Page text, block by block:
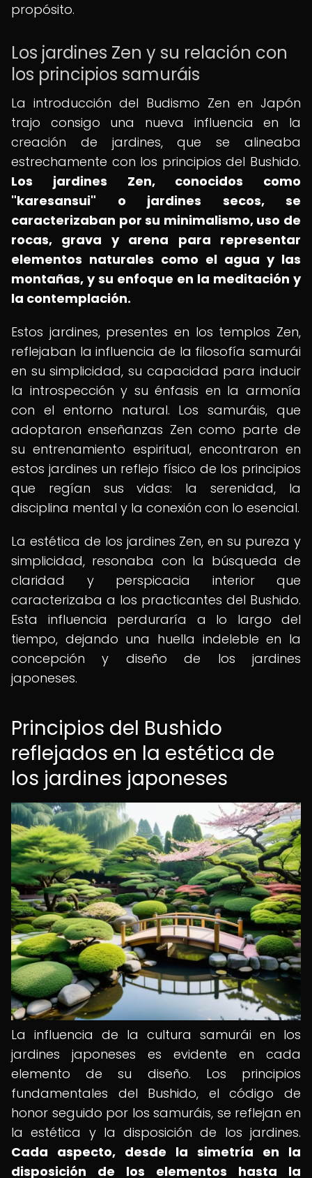
propósito.
Los jardines Zen y su relación con
los principios samuráis
La introducción del Budismo Zen en Japón
trajo consigo una nueva influencia en la
creación de jardines, que se alineaba
estrechamente con los principios del Bushido.
Los jardines Zen, conocidos como
"karesansui" o jardines secos, se
caracterizaban por su minimalismo, uso de
rocas, grava y arena para representar
elementos naturales como el agua y las
montañas, y su enfoque en la meditación y
la contemplación.
Estos jardines, presentes en los templos Zen,
reflejaban la influencia de la filosofía samurái
en su simplicidad, su capacidad para inducir
la introspección y su énfasis en la armonía
con el entorno natural. Los samuráis, que
adoptaron enseñanzas Zen como parte de
su entrenamiento espiritual, encontraron en
estos jardines un reflejo físico de los principios
que regían sus vidas: la serenidad, la
disciplina mental y la conexión con lo esencial.
La estética de los jardines Zen, en su pureza y
simplicidad, resonaba con la búsqueda de
claridad y perspicacia interior que
caracterizaba a los practicantes del Bushido.
Esta influencia perduraría a lo largo del
tiempo, dejando una huella indeleble en la
concepción y diseño de los jardines
japoneses.
Principios del Bushido
reflejados en la estética de
los jardines japoneses
La influencia de la cultura samurái en los
jardines japoneses es evidente en cada
elemento de su diseño. Los principios
fundamentales del Bushido, el código de
honor seguido por los samuráis, se reflejan en
la estética y la disposición de los jardines.
Cada aspecto, desde la simetría en la
disposición de los elementos hasta la